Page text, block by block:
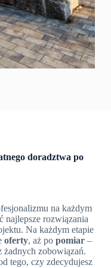
doradztwa po
na każdym
najlepsze rozwiązania
Na każdym etapie
oferty, aż popomiar –
żadnych zobowiązań.
tego, czy zdecydujesz